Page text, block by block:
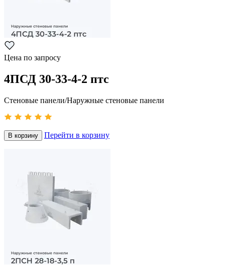
Цена по запросу
4ПСД 30-33-4-2 птс
Стеновые панели/Наружные стеновые панели
В корзину Перейти в корзину